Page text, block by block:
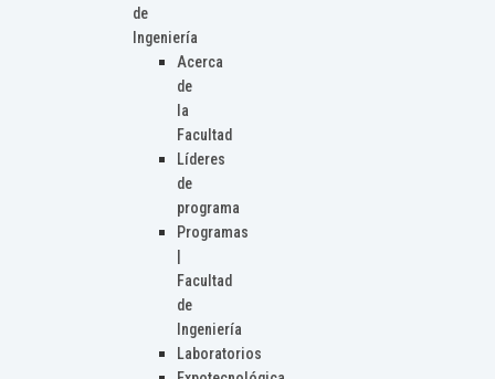
de
Ingeniería
Acerca
de
la
Facultad
Líderes
de
programa
Programas
Facultad
de
Ingeniería
Laboratorios